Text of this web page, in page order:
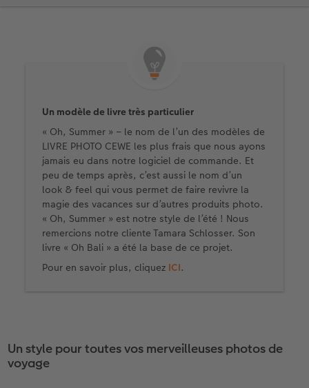
Un modèle de livre très particulier
« Oh, Summer » – le nom de l’un des modèles de
LIVRE PHOTO CEWE les plus frais que nous ayons
jamais eu dans notre logiciel de commande. Et
peu de temps après, c’est aussi le nom d’un
look & feel qui vous permet de faire revivre la
magie des vacances sur d’autres produits photo.
« Oh, Summer » est notre style de l’été ! Nous
remercions notre cliente Tamara Schlosser. Son
livre « Oh Bali » a été la base de ce projet.
Pour en savoir plus, cliquez ICI.
Un style pour toutes vos merveilleuses photos de
voyage